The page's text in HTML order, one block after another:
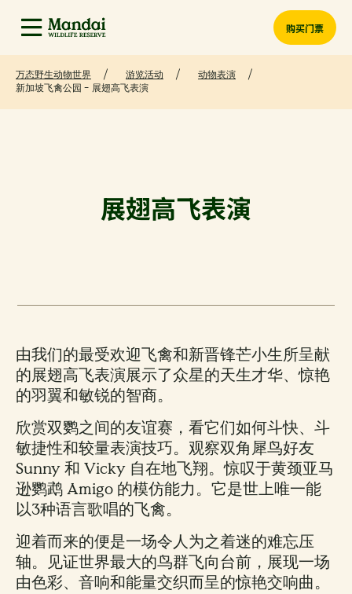
购买门票
万态野生动物世界 游览活动
动物表演
新加坡飞禽公园 - 展翅高飞表演
展翅高飞表演
由我们的最受欢迎飞禽和新晋锋芒小生所呈献
的展翅高飞表演展示了众星的天生才华、惊艳
的羽翼和敏锐的智商。
欣赏双鹦之间的友谊赛，看它们如何斗快、斗
敏捷性和较量表演技巧。观察双角犀鸟好友
Sunny 和 Vicky 自在地飞翔。惊叹于黄颈亚马
逊鹦鹉 Amigo 的模仿能力。它是世上唯一能
以3种语言歌唱的飞禽。
迎着而来的便是一场令人为之着迷的难忘压
轴。见证世界最大的鸟群飞向台前，展现一场
由色彩、音响和能量交织而呈的惊艳交响曲。